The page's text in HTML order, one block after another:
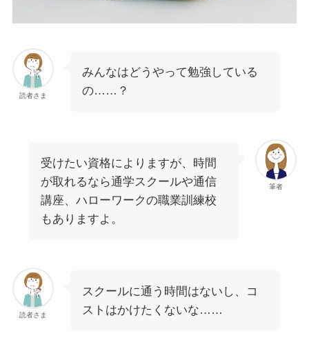
読者さま
みんなはどうやって勉強している
の……？
筆者
受けたい資格によりますが、時間
が取れるなら通学スクールや通信
講座、ハローワークの職業訓練校
もありますよ。
読者さま
スクールに通う時間はないし、コ
ストはかけたくないな……